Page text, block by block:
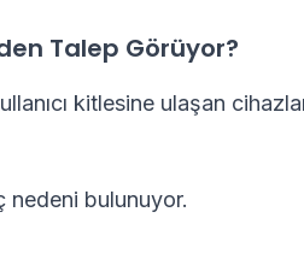
Talep Görüyor?
kitlesine ulaşan
nedeni bulunuyor.